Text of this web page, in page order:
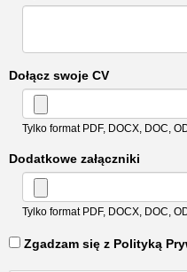
Dołącz swoje CV
Tylko format PDF, DOCX, DOC,
Dodatkowe załączniki
Tylko format PDF, DOCX, DOC,
‎Zgadzam się z Polityką